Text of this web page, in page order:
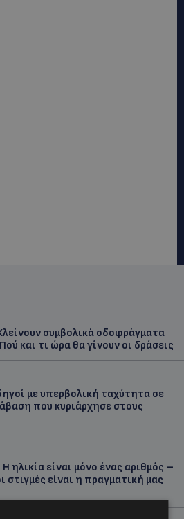
συμβολικά οδοφράγματα
και τι ώρα θα γίνουν οι δράσεις
με υπερβολική ταχύτητα σε
που κυριάρχησε στους
ηλικία είναι μόνο ένας αριθμός –
στιγμές είναι η πραγματική μας